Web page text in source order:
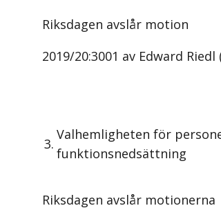
Riksdagen avslår motion
2019/20:3001 av Edward Riedl
3.
Valhemligheten för
funktionsnedsättning
Riksdagen avslår motionerna